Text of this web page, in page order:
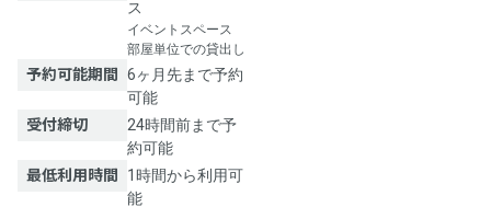
ス
イベントスペース
部屋単位での貸出し
予約可能期間
6ヶ月先まで予約
可能
受付締切
24時間前まで予
約可能
最低利用時間
1時間から利用可
能